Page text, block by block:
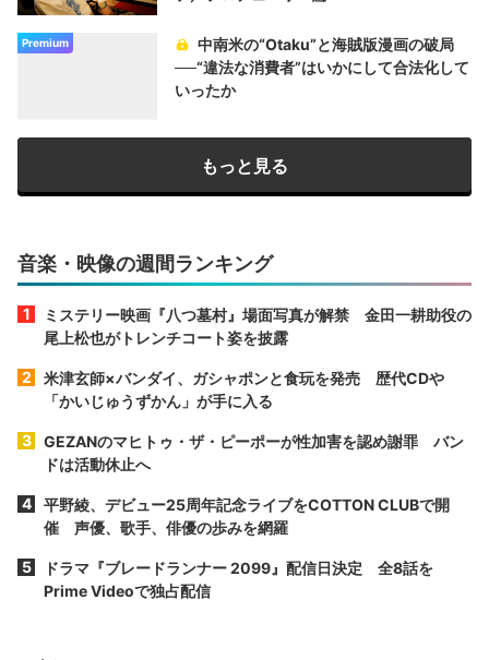
Premium
中南米の“Otaku”と海賊版漫画の破局
──“違法な消費者”はいかにして合法化して
いったか
もっと見る
音楽・映像の週間ランキング
ミステリー映画『八つ墓村』場面写真が解禁 金田一耕助役の
尾上松也がトレンチコート姿を披露
米津玄師×バンダイ、ガシャポンと食玩を発売 歴代CDや
「かいじゅうずかん」が手に入る
GEZANのマヒトゥ・ザ・ピーポーが性加害を認め謝罪 バン
ドは活動休止へ
平野綾、デビュー25周年記念ライブをCOTTON CLUBで開
催 声優、歌手、俳優の歩みを網羅
ドラマ『ブレードランナー 2099』配信日決定 全8話を
Prime Videoで独占配信